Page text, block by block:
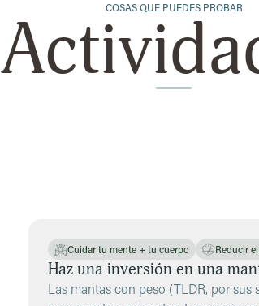
COSAS QUE PUEDES PROBAR
Cuidar tu mente + tu cuerpo Reducir
Haz una inversión en una
Las mantas con peso (TLDR, por